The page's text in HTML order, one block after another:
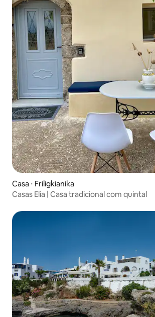
Casa ⋅ Friligkianika
Casas Elia | Casa tradicional com quintal